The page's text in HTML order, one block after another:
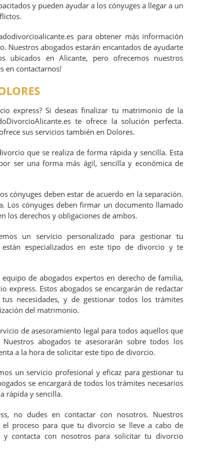
y pueden ayudar a los cónyuges a llegar a un
para obtener más información
Nuestros abogados estarán encantados de ayudarte
ubicados en Alicante, pero ofrecemos nuestros
en contactarnos!
express? Si deseas finalizar tu matrimonio de la
te ofrece la solución perfecta.
sus servicios también en Dolores.
que se realiza de forma rápida y sencilla. Esta
ser una forma más ágil, sencilla y económica de
cónyuges deben estar de acuerdo en la separación.
Los cónyuges deben firmar un documento llamado
los derechos y obligaciones de ambos.
un servicio personalizado para gestionar tu
están especializados en este tipo de divorcio y te
de abogados expertos en derecho de familia,
express. Estos abogados se encargarán de redactar
necesidades, y de gestionar todos los trámites
del matrimonio.
de asesoramiento legal para todos aquellos que
abogados te asesorarán sobre todos los
a la hora de solicitar este tipo de divorcio.
un servicio profesional y eficaz para gestionar tu
se encargará de todos los trámites necesarios
rápida y sencilla.
no dudes en contactar con nosotros. Nuestros
el proceso para que tu divorcio se lleve a cabo de
y contacta con nosotros para solicitar tu divorcio